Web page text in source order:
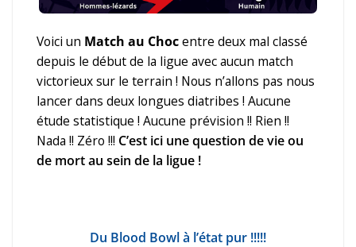
Voici un Match au Chocentre deux mal classé
depuis le début de la ligue avec aucun match
victorieux sur le terrain ! Nous n’allons pas nous
lancer dans deux longues diatribes ! Aucune
étude statistique ! Aucune prévision !! Rien !!
Nada !! Zéro !!! C’est ici une question de vie ou
de mort au sein de la ligue !
Du Blood Bowl à l’état pur !!!!!